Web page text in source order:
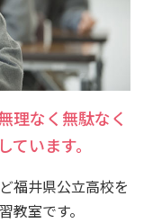
理なく無駄なく
います。
福井県公立高校を
教室です。